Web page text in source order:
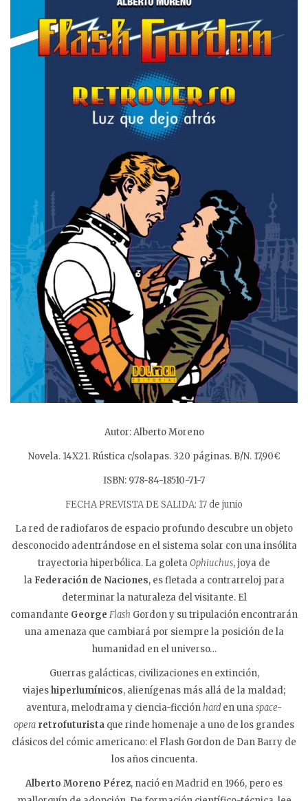
Autor: Alberto Moreno
Novela. 14X21. Rústica c/solapas. 320 páginas. B/N. 17,90€
ISBN: 978-84-18510-71-7
FECHA PREVISTA DE SALIDA: 17 de junio
La red de radiofaros de espacio profundo descubre un objeto
desconocido adentrándose en el sistema solar con una insólita
trayectoria hiperbólica. La goletaOphiuchus, joya de
la Federación de Naciones, es fletada a contrarreloj para
determinar la naturaleza del visitante. El
comandante George Flash Gordon y su tripulación encontrarán
una amenaza que cambiará por siempre la posición de la
humanidad en el universo…
Guerras galácticas, civilizaciones en extinción,
viajeshiperlumínicos, alienígenas más allá de la maldad;
aventura, melodrama y ciencia-ficciónhard en unaspace-
opera retrofuturista que rinde homenaje a uno de los grandes
clásicos del cómic americano: el Flash Gordon de Dan Barry de
los años cincuenta.
Alberto Moreno Pérez, nació en Madrid en 1966, pero es